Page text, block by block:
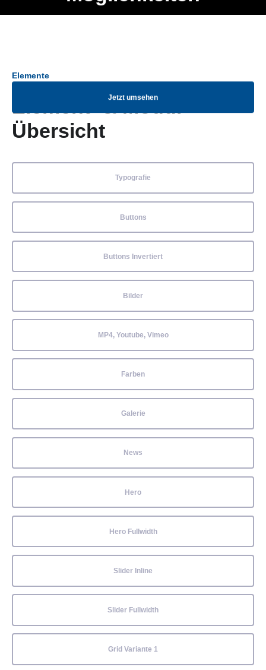
Jetzt umsehen
Elemente
Element- & Modul-
Übersicht
Typografie
Buttons
Buttons Invertiert
Bilder
MP4, Youtube, Vimeo
Farben
Galerie
News
Hero
Hero Fullwidth
Slider Inline
Slider Fullwidth
Grid Variante 1